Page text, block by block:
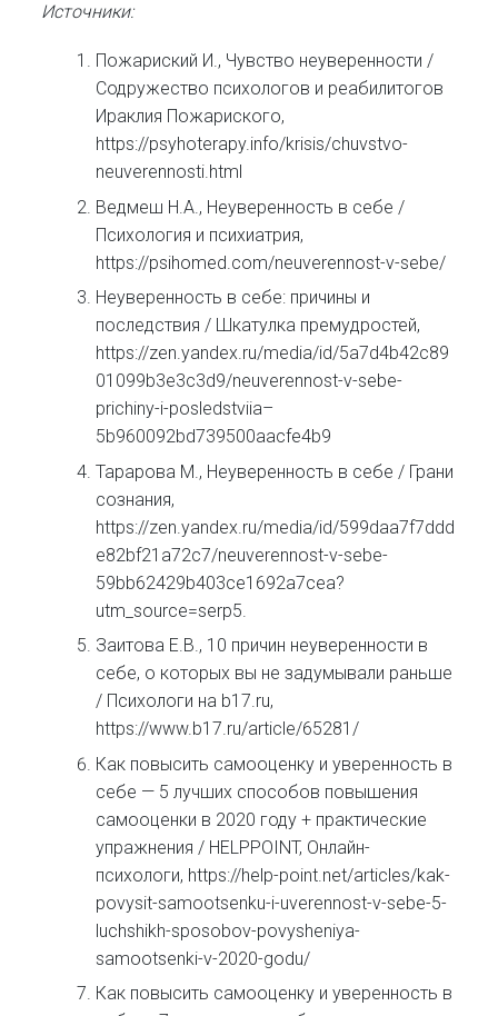
Источники:
Пожариский И., Чувство неуверенности /
Содружество психологов и реабилитогов
Ираклия Пожариского,
https://psyhoterapy.info/krisis/chuvstvo-
neuverennosti.html
Ведмеш Н.А., Неуверенность в себе /
Психология и психиатрия,
https://psihomed.com/neuverennost-v-sebe/
Неуверенность в себе: причины и
последствия / Шкатулка премудростей,
https://zen.yandex.ru/media/id/5a7d4b42c89
01099b3e3c3d9/neuverennost-v-sebe-
prichiny-i-posledstviia–
5b960092bd739500aacfe4b9
Тарарова М., Неуверенность в себе / Грани
сознания,
https://zen.yandex.ru/media/id/599daa7f7ddd
e82bf21a72c7/neuverennost-v-sebe-
59bb62429b403ce1692a7cea?
utm_source=serp5.
Заитова Е.В., 10 причин неуверенности в
себе, о которых вы не задумывали раньше
/ Психологи на b17.ru,
https://www.b17.ru/article/65281/
Как повысить самооценку и уверенность в
себе — 5 лучших способов повышения
самооценки в 2020 году + практические
упражнения / HELPPOINT, Онлайн-
психологи, https://help-point.net/articles/kak-
povysit-samootsenku-i-uverennost-v-sebe-5-
luchshikh-sposobov-povysheniya-
samootsenki-v-2020-godu/
Как повысить самооценку и уверенность в